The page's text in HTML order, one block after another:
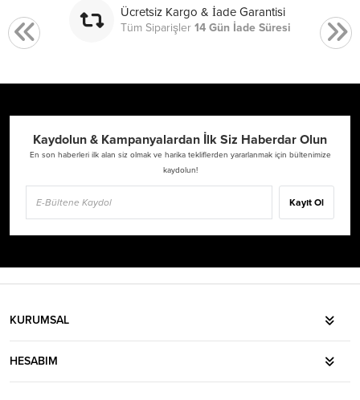
Ücretsiz Kargo & İade Garantisi
Tüm Siparişler14 Gün İade Süresi
Kaydolun & Kampanyalardan İlk Siz Haberdar Olun
En son haberleri ilk alan siz olmak ve harika tekliflerden yararlanmak için bültenimize
kaydolun!
Kayıt Ol
KURUMSAL
HESABIM